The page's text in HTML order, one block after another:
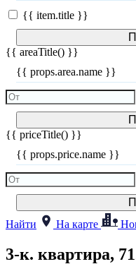
{{ item.title }}
{{ areaTitle() }}
{{ props.area.name }}
{{ priceTitle() }}
{{ props.price.name }}
Найти
На карте
3-к. квартира,